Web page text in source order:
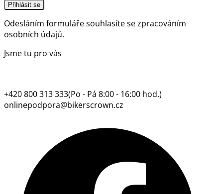
Přihlásit se
Odesláním formuláře souhlasíte sezpracováním
osobních údajů.
Jsme tu pro vás
+420 800 313 333(Po - Pá 8:00 - 16:00 hod.)
onlinepodpora@bikerscrown.cz